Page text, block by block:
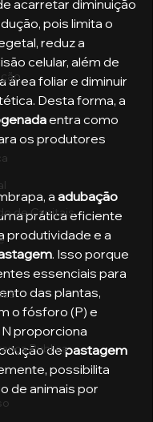
de Capitais
Publica
acarretar diminuição
pois limita o
reduz a
celular, além de
área foliar e diminuir
Desta forma, a
entra como
os produtores
a
adubação
prática eficiente
produtividade e a
. Isso porque
essenciais para
das plantas,
o fósforo (P) e
proporciona
de pastagem
possibilita
de animais por